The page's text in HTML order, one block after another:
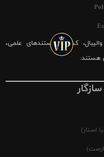
کشتی، مستندهای علمی،
هستند.